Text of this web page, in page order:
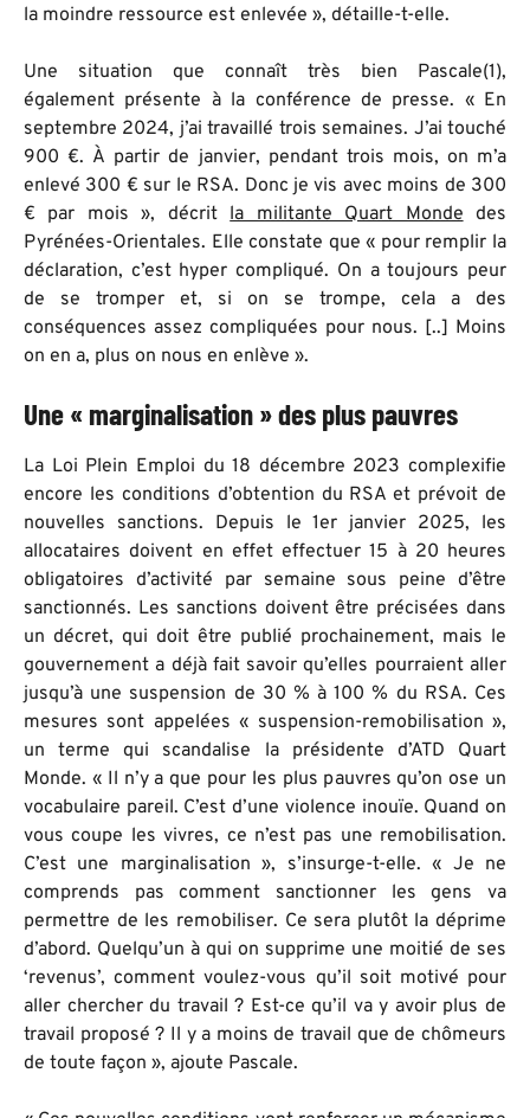
la moindre ressource est enlevée », détaille-t-elle.
Une situation que connaît très bien Pascale(1),
également présente à la conférence de presse. « En
septembre 2024, j’ai travaillé trois semaines. J’ai touché
900 €. À partir de janvier, pendant trois mois, on m’a
enlevé 300 € sur le RSA. Donc je vis avec moins de 300
€ par mois », décrit la militante Quart Monde des
Pyrénées-Orientales. Elle constate que « pour remplir la
déclaration, c’est hyper compliqué. On a toujours peur
de se tromper et, si on se trompe, cela a des
conséquences assez compliquées pour nous. [..] Moins
on en a, plus on nous en enlève ».
Une « marginalisation » des plus pauvres
La Loi Plein Emploi du 18 décembre 2023 complexifie
encore les conditions d’obtention du RSA et prévoit de
nouvelles sanctions. Depuis le 1er janvier 2025, les
allocataires doivent en effet effectuer 15 à 20 heures
obligatoires d’activité par semaine sous peine d’être
sanctionnés. Les sanctions doivent être précisées dans
un décret, qui doit être publié prochainement, mais le
gouvernement a déjà fait savoir qu’elles pourraient aller
jusqu’à une suspension de 30 % à 100 % du RSA. Ces
mesures sont appelées « suspension-remobilisation »,
un terme qui scandalise la présidente d’ATD Quart
Monde. « Il n’y a que pour les plus pauvres qu’on ose un
vocabulaire pareil. C’est d’une violence inouïe. Quand on
vous coupe les vivres, ce n’est pas une remobilisation.
C’est une marginalisation », s’insurge-t-elle. « Je ne
comprends pas comment sanctionner les gens va
permettre de les remobiliser. Ce sera plutôt la déprime
d’abord. Quelqu’un à qui on supprime une moitié de ses
‘revenus’, comment voulez-vous qu’il soit motivé pour
aller chercher du travail ? Est-ce qu’il va y avoir plus de
travail proposé ? Il y a moins de travail que de chômeurs
de toute façon », ajoute Pascale.